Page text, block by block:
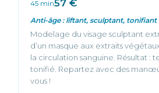
45 min57 €
Anti-âge : liftant, sculptant, tonifiant
Modelage du visage sculptant
d’un masque aux extraits
la circulation sanguine. Résultat :
tonifié. Repartez avec des
vous !